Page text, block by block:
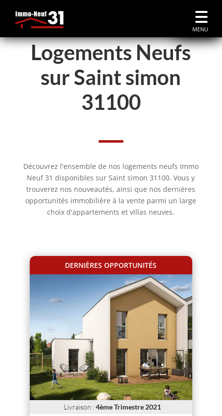
MENU
Logements Neufs
sur Saint simon
31100
Découvrez l'ensemble de nos logements neufs Immo
Neuf 31 disponibles sur Saint simon 31100. Vous y
trouverez nos nouveautés, ainsi que nos dernières
opportunités immobilière à la vente parmi un large
choix d'appartements et villas neuves.
DERNIÈRES OPPORTUNITÉS
Livraison :4ème Trimestre 2021